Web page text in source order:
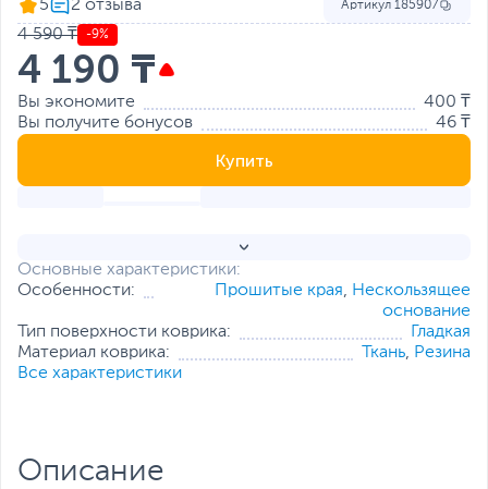
Основные характеристики:
Особенности:
Прошитые края, Нескользящее
основание
Тип поверхности коврика:
Гладкая
Материал коврика:
Ткань, Резина
Все характеристики
5 Артикул 185907
4 590 ₸ -9%
4 190 ₸
Вы экономите
400 ₸
Вы получите бонусов
46 ₸
Купить
Описание